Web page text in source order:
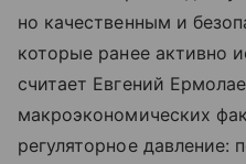
но качественным и
которые ранее активно
считает Евгений
макроэкономических
регуляторное давление: